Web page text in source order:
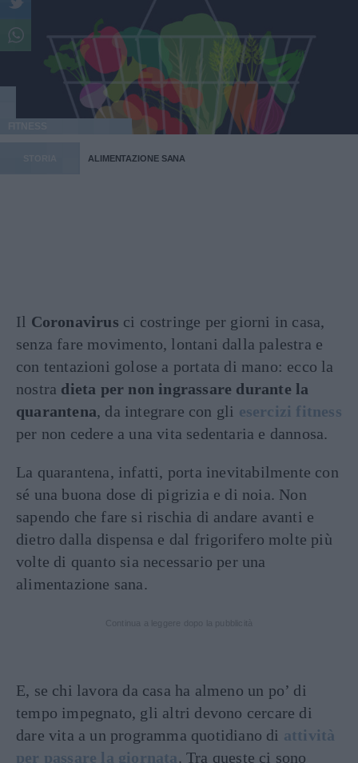
ALIMENTAZIONE SANA
Il Coronavirus ci costringe per giorni in casa,
senza fare movimento, lontani dalla palestra e
con tentazioni golose a portata di mano: ecco la
nostra dieta per non ingrassare durante la
quarantena, da integrare con gli esercizi fitness
per non cedere a una vita sedentaria e dannosa.
La quarantena, infatti, porta inevitabilmente con
sé una buona dose di pigrizia e di noia. Non
sapendo che fare si rischia di andare avanti e
dietro dalla dispensa e dal frigorifero molte più
volte di quanto sia necessario per una
alimentazione sana.
E, se chi lavora da casa ha almeno un po’ di
tempo impegnato, gli altri devono cercare di
dare vita a un programma quotidiano di attività
per passare la giornata. Tra queste ci sono